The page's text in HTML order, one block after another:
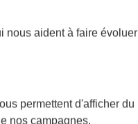
nous aident à faire évoluer
permettent d'afficher du
nos campagnes.